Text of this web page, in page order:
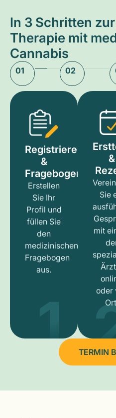
In 3 Schritten
Therapie mit
Cannabis
01 02
Registrieren
&
Fragebogen
Erstellen
Sie Ihr
Profil und
füllen Sie
den
medizinischen
Fragebogen
aus.
1
&
Sie
mit
oder
TERMIN